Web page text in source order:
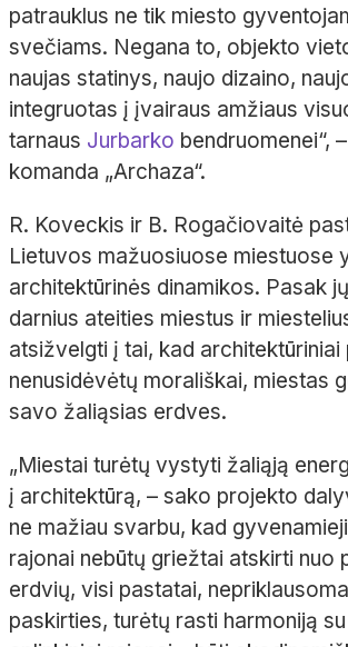
patrauklus ne tik miesto
svečiams. Negana to, objekto
naujas statinys, naujo dizaino,
integruotas į įvairaus amžiaus
tarnaus Jurbarko bendruomenei“,
komanda „Archaza“.
R. Koveckis ir B. Rogačiovaitė
Lietuvos mažuosiuose miestuose
architektūrinės dinamikos. Pasak
darnius ateities miestus ir
atsižvelgti į tai, kad architektūriniai
nenusidėvėtų morališkai, miestas
savo žaliąsias erdves.
„Miestai turėtų vystyti žaliąją
į architektūrą, – sako projekto
ne mažiau svarbu, kad
rajonai nebūtų griežtai atskirti nuo
erdvių, visi pastatai,
paskirties, turėtų rasti harmoniją